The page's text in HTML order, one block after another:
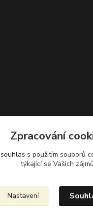
Zvětšit mapu
Zpracování
souhlas s použitím souborů
týkající se Vašich
Nastavení